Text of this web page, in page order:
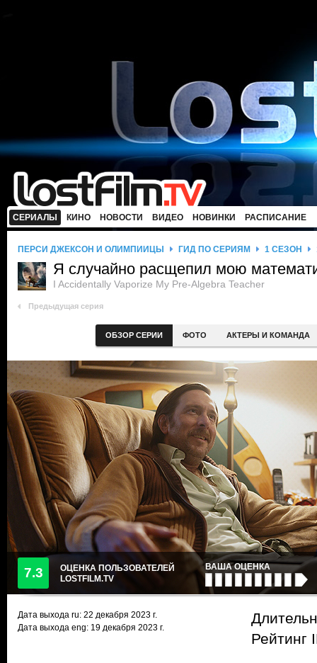
СЕРИАЛЫ КИНО НОВОСТИ ВИДЕО НОВИНКИ РАСПИСАНИЕ
ПЕРСИ ДЖЕКСОН И ОЛИМПИЙЦЫ ГИД ПО СЕРИЯМ 1 СЕЗОН
Я случайно расщепил мою
I Accidentally Vaporize My Pre-Algebra Teacher
Предыдущая серия
ОБЗОР СЕРИИ ФОТО АКТЕРЫ И КОМАНДА
7.3
ОЦЕНКА ПОЛЬЗОВАТЕЛЕЙ
LOSTFILM.TV
ВАША ОЦЕНКА
Дата выхода ru: 22 декабря 2023 г.
Дата выхода eng: 19 декабря 2023 г.
Рейтинг